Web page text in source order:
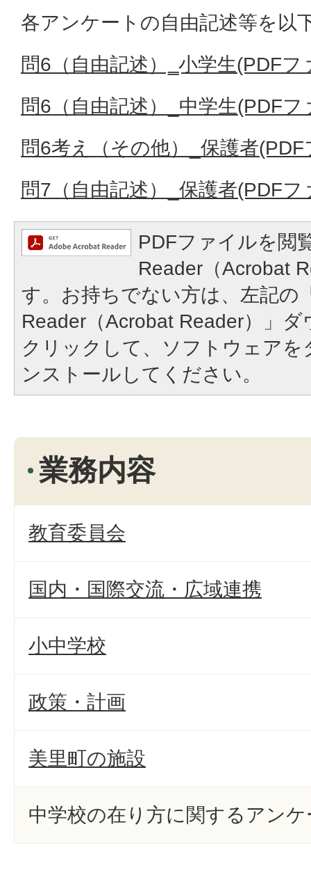
各アンケートの自由記述等を以
問6（自由記述）‗小学生(PDF
問6（自由記述）_中学生(PDF
問6考え（その他）_保護者
問7（自由記述）_保護者(PDF
PDFファイルを閲
Reader（Acrobat
す。お持ちでない方は、左記の
Reader（Acrobat Reader）」
クリックして、ソフトウェア
ンストールしてください。
業務内容
教育委員会
国内・国際交流・広域連携
小中学校
政策・計画
美里町の施設
中学校の在り方に関するアン